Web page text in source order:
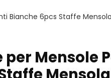
Bianche 6pcs Staffe
per Mensole